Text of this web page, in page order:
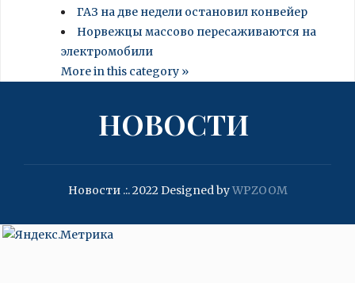
ГАЗ на две недели остановил конвейер
Норвежцы массово пересаживаются на
электромобили
More in this category »
НОВОСТИ
Новости .:. 2022Designed byWPZOOM